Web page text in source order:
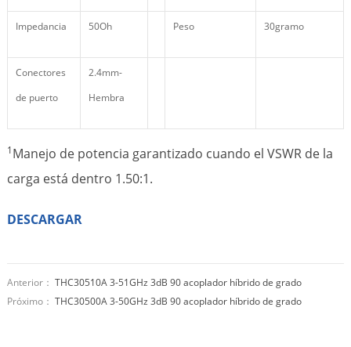
Impedancia 50Oh Peso 30gramo
Conectores
de puerto
2.4mm-
Hembra
1Manejo de potencia garantizado cuando el VSWR de la
carga está dentro 1.50:1.
DESCARGAR
Anterior： THC30510A 3-51GHz 3dB 90 acoplador híbrido de grado
Próximo： THC30500A 3-50GHz 3dB 90 acoplador híbrido de grado